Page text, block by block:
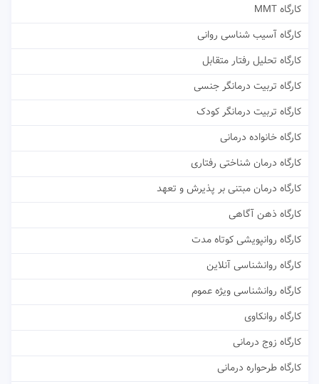
کارگاه MMT
کارگاه آسیب شناسی روانی
کارگاه تحلیل رفتار متقابل
کارگاه تربیت درمانگر جنسی
کارگاه تربیت درمانگر کودک
کارگاه خانواده درمانی
کارگاه درمان شناختی رفتاری
کارگاه درمان مبتنی بر پذیرش و تعهد
کارگاه ذهن آگاهی
کارگاه روانپویشی کوتاه مدت
کارگاه روانشناسی آنلاین
کارگاه روانشناسی ویژه عموم
کارگاه روانکاوی
کارگاه زوج درمانی
کارگاه طرحواره درمانی